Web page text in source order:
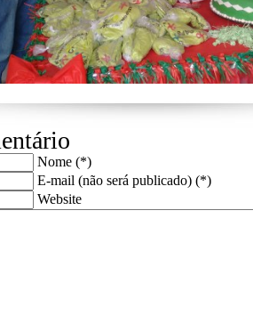
Nome (*)
E-mail (não será publicado) (*)
Website